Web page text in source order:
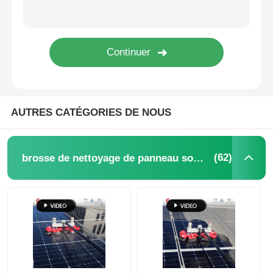
Robot de nettoyage de panneau solaire
Barrière acoustique pour le stockage d'énergie
AUTRES CATÉGORIES DE NOUS
brosse de nettoyage de panneau solaire (62)